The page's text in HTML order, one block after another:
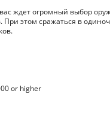
ждет огромный выбор
этом сражаться в
or higher